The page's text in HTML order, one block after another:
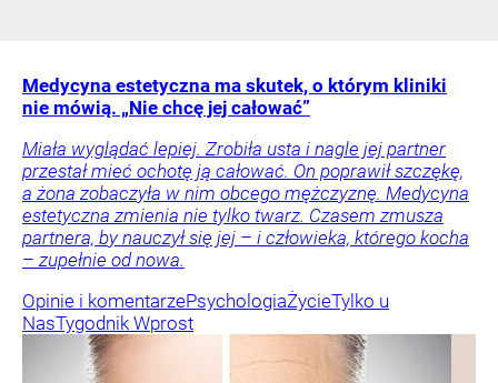
Medycyna estetyczna ma skutek, o którym kliniki
nie mówią. „Nie chcę jej całować”
Miała wyglądać lepiej. Zrobiła usta i nagle jej partner
przestał mieć ochotę ją całować. On poprawił szczękę,
a żona zobaczyła w nim obcego mężczyznę. Medycyna
estetyczna zmienia nie tylko twarz. Czasem zmusza
partnera, by nauczył się jej – i człowieka, którego kocha
– zupełnie od nowa.
Opinie i komentarzePsychologiaŻycieTylko u
NasTygodnik Wprost